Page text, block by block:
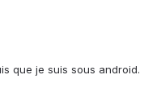
que je suis sous android.